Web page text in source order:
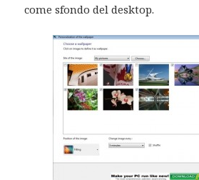
come sfondo del desktop.